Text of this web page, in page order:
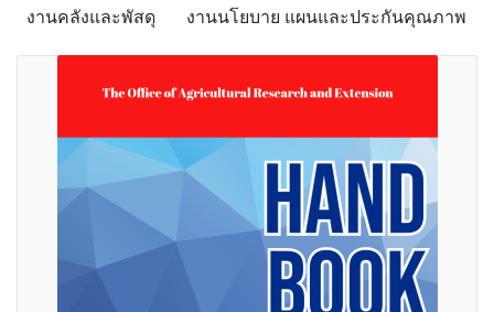
งานคลังและพัสดุ
งานนโยบาย แผนและประกันคุณภาพ